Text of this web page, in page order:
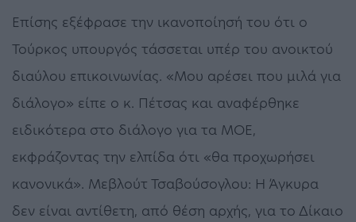
Επίσης εξέφρασε την ικανοποίησή του ότι ο
Τούρκος υπουργός τάσσεται υπέρ του ανοικτού
διαύλου επικοινωνίας. «Μου αρέσει που μιλά για
διάλογο» είπε ο κ. Πέτσας και αναφέρθηκε
ειδικότερα στο διάλογο για τα ΜΟΕ,
εκφράζοντας την ελπίδα ότι «θα προχωρήσει
κανονικά». Μεβλούτ Τσαβούσογλου: Η Άγκυρα
δεν είναι αντίθετη, από θέση αρχής, για το Δίκαιο